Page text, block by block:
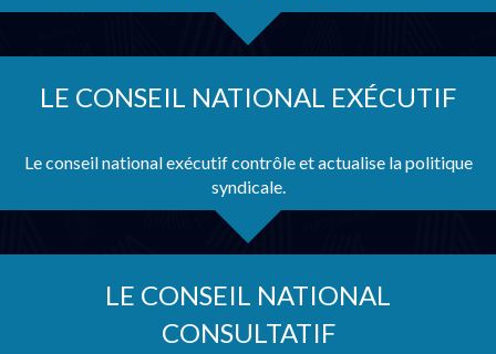
LE CONSEIL NATIONAL EXÉCUTIF
Le conseil national exécutif contrôle et actualise la politique
syndicale.
LE CONSEIL NATIONAL
CONSULTATIF